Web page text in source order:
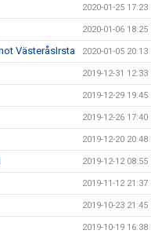
2020-01-25 17:23
2020-01-06 18:25
VästeråsIrsta 2020-01-05 20:13
2019-12-31 12:33
2019-12-29 19:45
2019-12-26 17:40
2019-12-20 20:48
2019-12-12 08:55
2019-11-12 21:37
2019-10-23 21:45
2019-10-19 16:38